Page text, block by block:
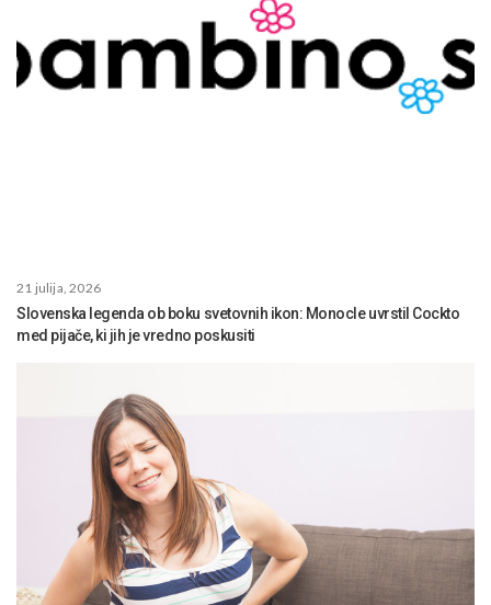
21 julija, 2026
Slovenska legenda ob boku svetovnih ikon: Monocle uvrstil Cockto
med pijače, ki jih je vredno poskusiti